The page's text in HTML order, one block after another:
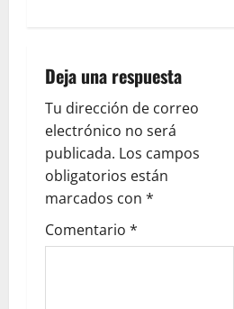
Deja una respuesta
Tu dirección de correo
electrónico no será
publicada. Los campos
obligatorios están
marcados con *
Comentario *